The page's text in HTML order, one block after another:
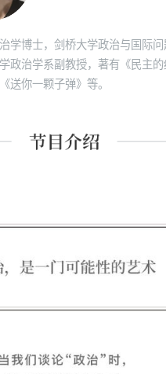
学博士，剑桥大学政治与国际
政治学系副教授，著有《民主的
送你一颗子弹》等。